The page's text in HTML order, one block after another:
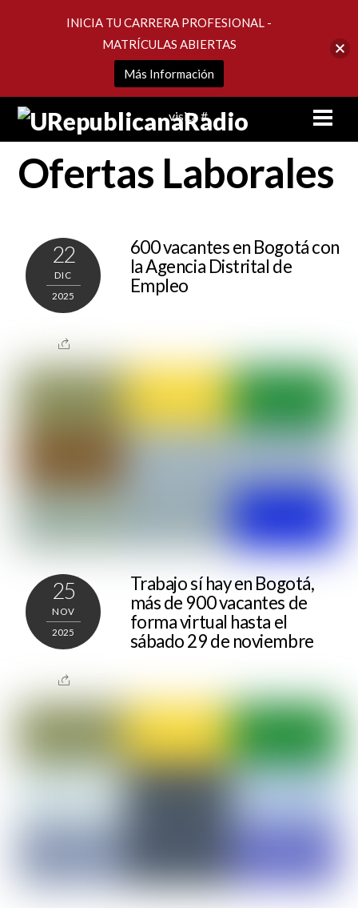
Skip
visita #
Ofertas Laborales
22
DIC
2025
600 vacantes en Bogotá con
la Agencia Distrital de
Empleo
25
NOV
2025
Trabajo sí hay en Bogotá,
más de 900 vacantes de
forma virtual hasta el
sábado 29 de noviembre
INICIA TU CARRERA PROFESIONAL -
MATRÍCULAS ABIERTAS
Más Información